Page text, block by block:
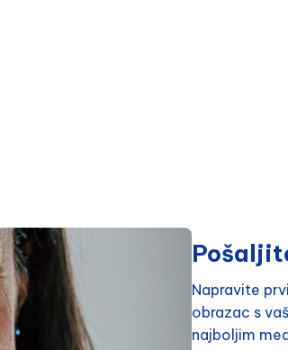
Napravite
obrazac s
najboljim